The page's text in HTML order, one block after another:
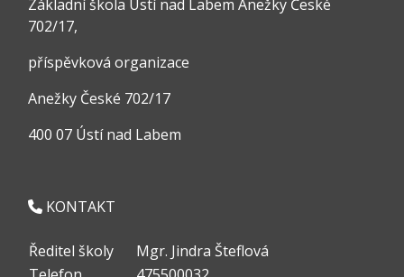
Základní škola Ústí nad Labem Anežky České
702/17,
příspěvková organizace
Anežky České 702/17
400 07 Ústí nad Labem
KONTAKT
Ředitel školy
Mgr. Jindra Šteflová